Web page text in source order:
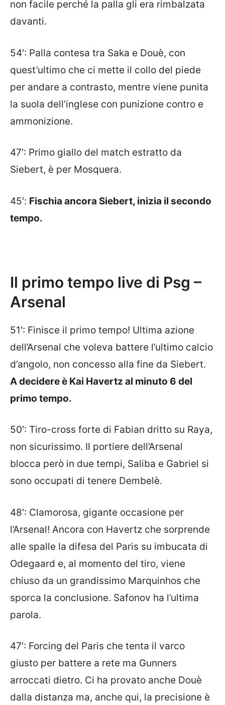
non facile perché la palla gli era rimbalzata
davanti.
54′: Palla contesa tra Saka e Douè, con
quest’ultimo che ci mette il collo del piede
per andare a contrasto, mentre viene punita
la suola dell’inglese con punizione contro e
ammonizione.
47′: Primo giallo del match estratto da
Siebert, è per Mosquera.
45′: Fischia ancora Siebert, inizia il secondo
tempo.
Il primo tempo live di Psg –
Arsenal
51′: Finisce il primo tempo! Ultima azione
dell’Arsenal che voleva battere l’ultimo calcio
d’angolo, non concesso alla fine da Siebert.
A decidere è Kai Havertz al minuto 6 del
primo tempo.
50′: Tiro-cross forte di Fabian dritto su Raya,
non sicurissimo. Il portiere dell’Arsenal
blocca però in due tempi, Saliba e Gabriel si
sono occupati di tenere Dembelè.
48′: Clamorosa, gigante occasione per
l’Arsenal! Ancora con Havertz che sorprende
alle spalle la difesa del Paris su imbucata di
Odegaard e, al momento del tiro, viene
chiuso da un grandissimo Marquinhos che
sporca la conclusione. Safonov ha l’ultima
parola.
47′: Forcing del Paris che tenta il varco
giusto per battere a rete ma Gunners
arroccati dietro. Ci ha provato anche Douè
dalla distanza ma, anche qui, la precisione è